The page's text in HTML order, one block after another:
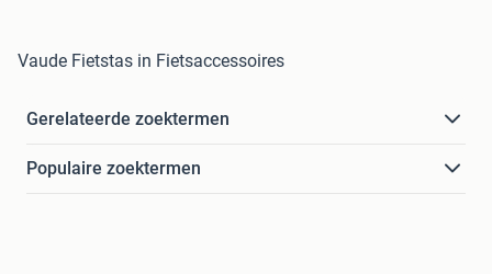
Vaude Fietstas in Fietsaccessoires
Gerelateerde zoektermen
Populaire zoektermen